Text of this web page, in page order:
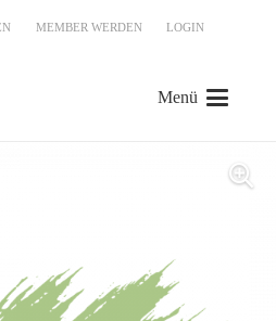
MEMBER WERDEN LOGIN
Menü